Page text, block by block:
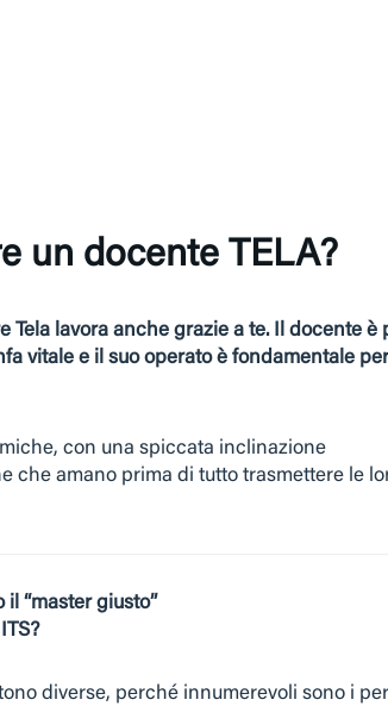
un docente TELA?
Tela lavora anche grazie a te. Il docente è
vitale e il suo operato è fondamentale
con una spiccata inclinazione
che amano prima di tutto trasmettere le
il “master giusto”
diverse, perché innumerevoli sono i